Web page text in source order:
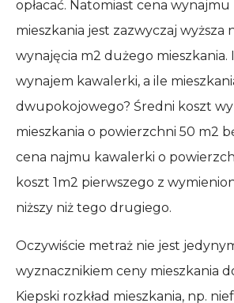
opłacać. Natomiast cena wynajmu
mieszkania jest zazwyczaj wyższa
wynajęcia m2 dużego mieszkania.
wynajem kawalerki, a ile
dwupokojowego? Średni koszt
mieszkania o powierzchni 50 m2
cena najmu kawalerki o
koszt 1m2 pierwszego z
niższy niż tego drugiego.
Oczywiście metraż nie jest
wyznacznikiem ceny mieszkania
Kiepski rozkład mieszkania, np.